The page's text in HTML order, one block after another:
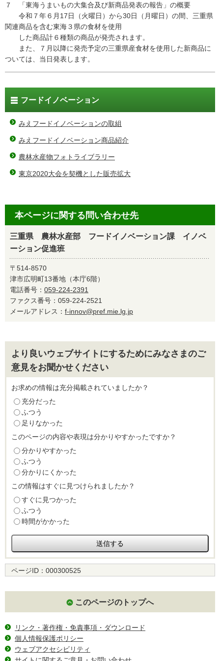
７ 「東海うまいもの大集合及び新商品発表の報告」の概要
令和７年６月17日（火曜日）から30日（月曜日）の間、三重県
関連商品を含む東海３県の食材を使用
した商品計６種類の商品が発売されます。
また、７月以降に発売予定の三重県産食材を使用した新商品に
ついては、当日発表します。
フードイノベーション
みえフードイノベーションの取組
みえフードイノベーション商品紹介
農林水産物フォトライブラリー
東京2020大会を契機とした販売拡大
本ページに関する問い合わせ先
三重県 農林水産部 フードイノベーション課 イノベ
ーション促進班
〒514-8570
津市広明町13番地（本庁6階）
電話番号： 059-224-2391
ファクス番号：059-224-2521
メールアドレス： f-innov@pref.mie.lg.jp
より良いウェブサイトにするためにみなさまのご
意見をお聞かせください
お求めの情報は充分掲載されていましたか？
充分だった
ふつう
足りなかった
このページの内容や表現は分かりやすかったですか？
分かりやすかった
ふつう
分かりにくかった
この情報はすぐに見つけられましたか？
すぐに見つかった
ふつう
時間がかかった
ページID： 000300525
このページのトップへ
リンク・著作権・免責事項・ダウンロード
個人情報保護ポリシー
ウェブアクセシビリティ